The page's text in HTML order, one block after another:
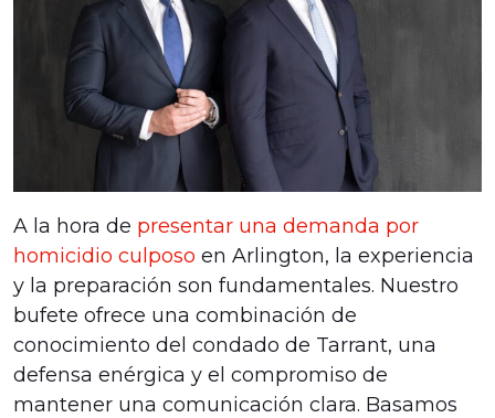
A la hora de presentar una demanda por
homicidio culposo en Arlington, la experiencia
y la preparación son fundamentales. Nuestro
bufete ofrece una combinación de
conocimiento del condado de Tarrant, una
defensa enérgica y el compromiso de
mantener una comunicación clara. Basamos